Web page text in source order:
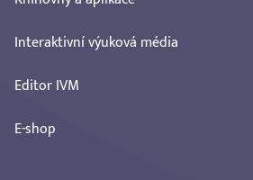
Interaktivní výuková média
Editor IVM
E-shop